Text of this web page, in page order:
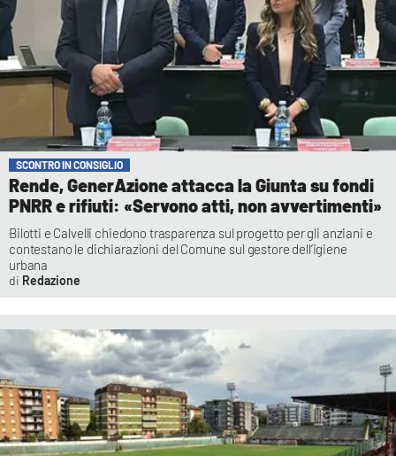
SCONTRO IN CONSIGLIO
Rende, GenerAzione attacca la Giunta su fondi
PNRR e rifiuti: «Servono atti, non avvertimenti»
Bilotti e Calvelli chiedono trasparenza sul progetto per gli anziani e
contestano le dichiarazioni del Comune sul gestore dell’igiene
urbana
Redazione